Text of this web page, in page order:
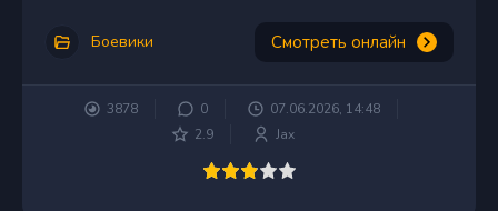
Боевики Смотреть онлайн
3878 0
07.06.2026, 14:48
2.9
Jax